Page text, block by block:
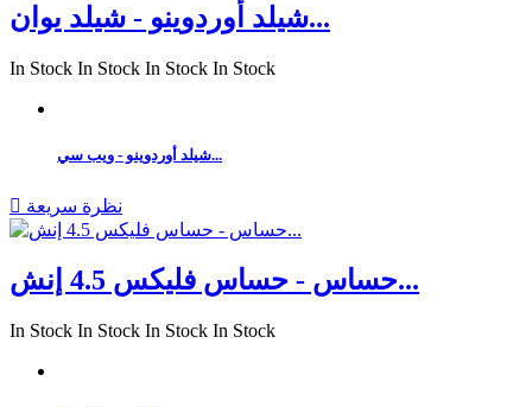
شيلد أوردوينو - شيلد يوان...
In Stock In Stock In Stock In Stock
شيلد أوردوينو - ويب سي...
 نظرة سريعة
حساس - حساس فليكس 4.5 إنش...
In Stock In Stock In Stock In Stock